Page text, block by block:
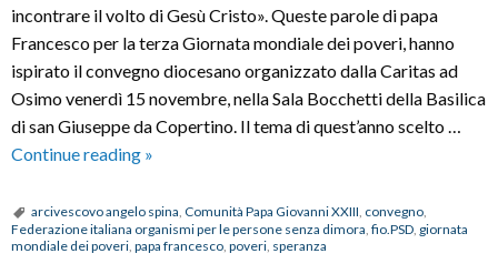
incontrare il volto di Gesù Cristo». Queste parole di papa
Francesco per la terza Giornata mondiale dei poveri, hanno
ispirato il convegno diocesano organizzato dalla Caritas ad
Osimo venerdì 15 novembre, nella Sala Bocchetti della Basilica
di san Giuseppe da Copertino. Il tema di quest’anno scelto …
Continue reading Giornata
dei
poveri:
»
arcivescovo angelo spina, Comunità Papa Giovanni XXIII, convegno,
Federazione italiana organismi per le persone senza dimora, fio.PSD, giornata
mondiale dei poveri, papa francesco, poveri, speranza